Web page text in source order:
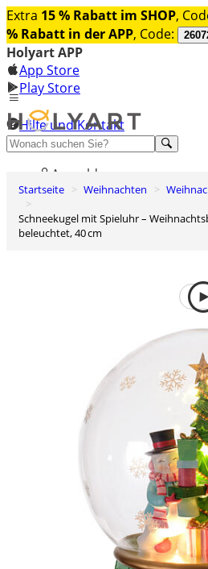
Extra 15 % Rabatt im SHOP,
% Rabatt in der APP, Code:
Holyart APP
App Store
Play Store
Hilfe und Kontakt
Entdecken Sie Premium
Anmelden
Wunschliste
0
Warenkorb
Startseite Weihnachten
Schneekugel mit Spieluhr – Weihnachtsbaum und Schneemann, LED-
beleuchtet, 40 cm